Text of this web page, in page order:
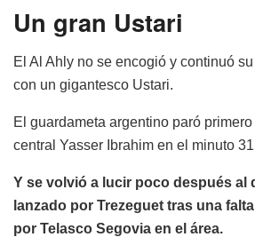
Un gran Ustari
El Al Ahly no se encogió y continuó
con un gigantesco Ustari.
El guardameta argentino paró
central Yasser Ibrahim en el minuto
Y se volvió a lucir poco después al
lanzado por Trezeguet tras una
por Telasco Segovia en el área.